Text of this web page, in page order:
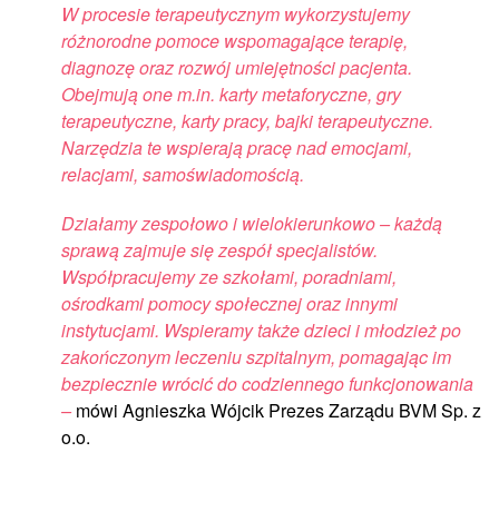
W procesie terapeutycznym wykorzystujemy
różnorodne pomoce wspomagające terapię,
diagnozę oraz rozwój umiejętności pacjenta.
Obejmują one m.in. karty metaforyczne, gry
terapeutyczne, karty pracy, bajki terapeutyczne.
Narzędzia te wspierają pracę nad emocjami,
relacjami, samoświadomością.
Działamy zespołowo i wielokierunkowo – każdą
sprawą zajmuje się zespół specjalistów.
Współpracujemy ze szkołami, poradniami,
ośrodkami pomocy społecznej oraz innymi
instytucjami. Wspieramy także dzieci i młodzież po
zakończonym leczeniu szpitalnym, pomagając im
bezpiecznie wrócić do codziennego funkcjonowania
–mówi Agnieszka Wójcik Prezes Zarządu BVM Sp. z
o.o.